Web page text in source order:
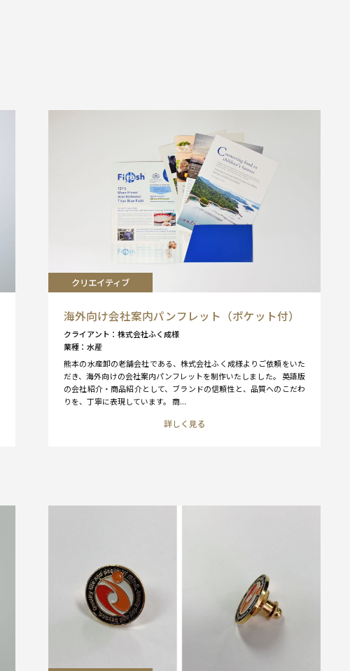
クリエイティブ
海外向け会社案内パンフレット（ポケット付）
クライアント
株式会社ふく成様
業種
水産
熊本の水産卸の老舗会社である、株式会社ふく成様よりご依頼をいた
だき、海外向けの会社案内パンフレットを制作いたしました。 英語版
の会社紹介・商品紹介として、ブランドの信頼性と、品質へのこだわ
りを、丁寧に表現しています。 商...
詳しく見る